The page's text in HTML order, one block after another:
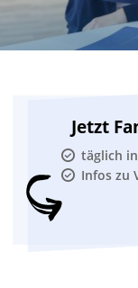
Jetzt
täglich
Infos zu